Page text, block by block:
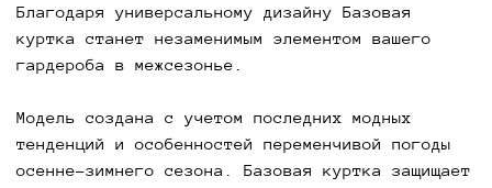
Благодаря универсальному дизайну Базовая
куртка станет незаменимым элементом вашего
гардероба в межсезонье.
Модель создана с учетом последних модных
тенденций и особенностей переменчивой погоды
осенне-зимнего сезона. Базовая куртка защищает